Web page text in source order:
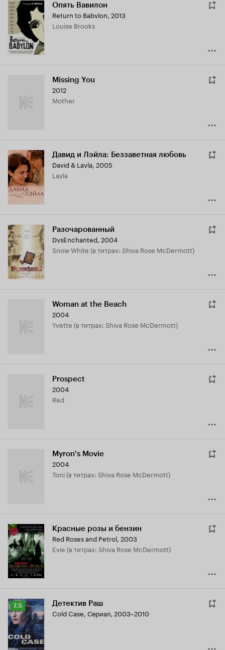
Опять Вавилон
Return to Babylon, 2013
Louise Brooks
Missing You
2012
Mother
Давид и Лэйла: Беззаветная любовь
David & Layla, 2005
Layla
Разочарованный
DysEnchanted, 2004
Snow White (в титрах: Shiva Rose McDermott)
Woman at the Beach
2004
Yvette (в титрах: Shiva Rose McDermott)
Prospect
2004
Red
Myron's Movie
2004
Toni (в титрах: Shiva Rose McDermott)
Красные розы и бензин
Red Roses and Petrol, 2003
Evie (в титрах: Shiva Rose McDermott)
Рейтинг
Кинопоиска
7.5
7.5 Детектив Раш
Cold Case, Сериал, 2003–2010